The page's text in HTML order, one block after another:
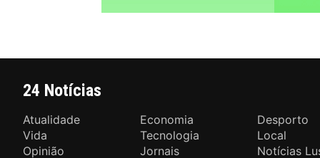
24 Notícias
Atualidade Economia
Desporto
Vida
Tecnologia
Local
Opinião
Jornais Notícias